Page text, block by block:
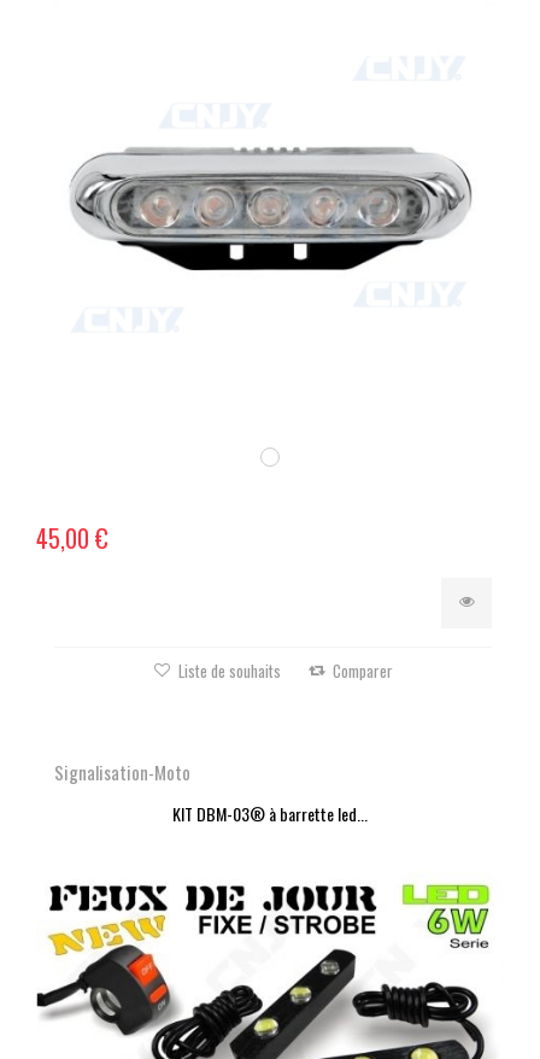
45,00 €
Liste de souhaits Comparer
Signalisation-Moto
KIT DBM-03® à barrette led...